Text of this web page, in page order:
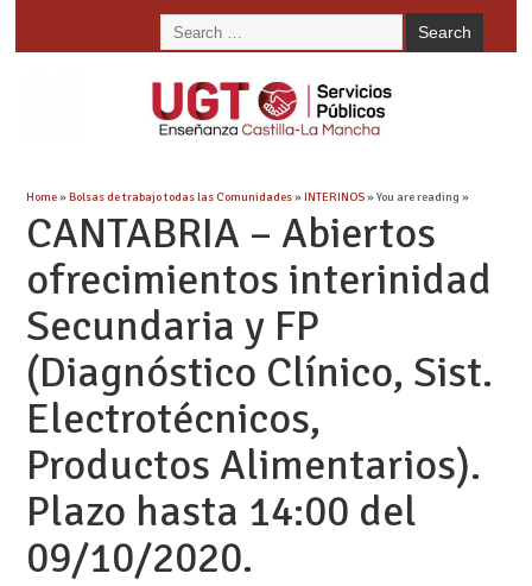
Home»Bolsas de trabajo todas las Comunidades»INTERINOS» You are reading »
CANTABRIA – Abiertos
ofrecimientos interinidad
Secundaria y FP
(Diagnóstico Clínico, Sist.
Electrotécnicos,
Productos Alimentarios).
Plazo hasta 14:00 del
09/10/2020.